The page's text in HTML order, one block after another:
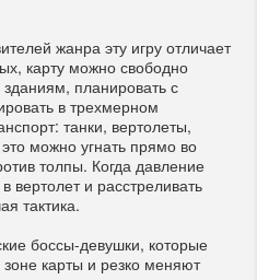
жанра эту игру отличает
карту можно свободно
зданиям, планировать с
в трехмерном
танки, вертолеты,
можно угнать прямо во
толпы. Когда давление
вертолет и расстреливать
тактика.
боссы-девушки, которые
карты и резко меняют